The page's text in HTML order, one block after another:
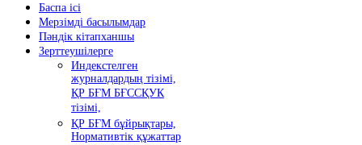
Баспа ісі
Мерзімді басылымдар
Пәндік кітапханшы
Зерттеушілерге
Индекстелген
журналдардың тізімі,
ҚР БҒМ БҒССҚУК
тізімі,
ҚР БҒМ бұйрықтары,
Нормативтік құжаттар